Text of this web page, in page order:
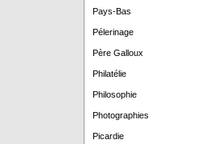
Pays-Bas
Pélerinage
Père Galloux
Philatélie
Philosophie
Photographies
Picardie